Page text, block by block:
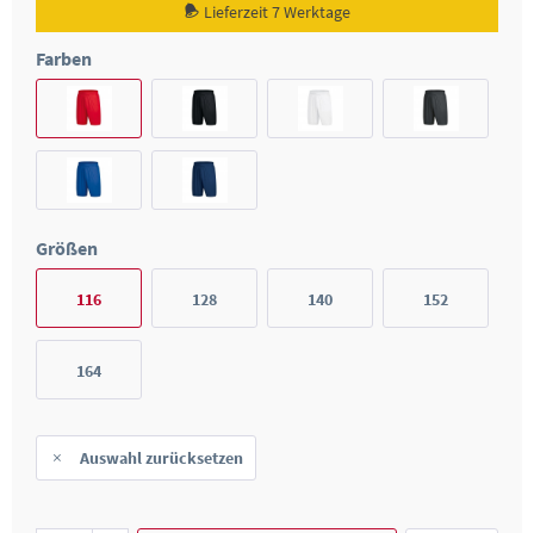
Lieferzeit 7 Werktage
Farben
Größen
116 128 140 152
164
Auswahl zurücksetzen